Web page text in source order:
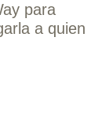
para
a quien